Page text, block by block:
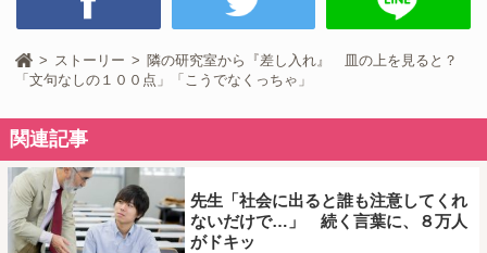
ストーリー
隣の研究室から『差し入れ』 皿の上を見ると？
「文句なしの１００点」「こうでなくっちゃ」
関連記事
先生「社会に出ると誰も注意してくれ
ないだけで…」 続く言葉に、８万人
がドキッ